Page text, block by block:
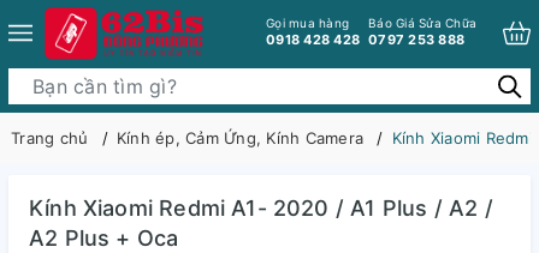
Gọi mua hàng
0918 428 428
Báo Giá Sửa Chữa
0797 253 888
Trang chủ Kính ép, Cảm Ứng, Kính Camera Kính Xiaomi
Kính Xiaomi Redmi A1- 2020 / A1 Plus / A2 /
A2 Plus + Oca